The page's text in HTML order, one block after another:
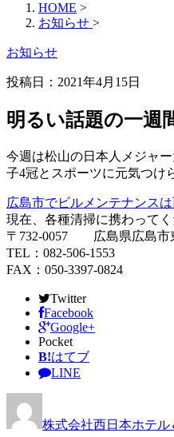
HOME >
お知らせ >
お知らせ
投稿日： 2021年4月15日
明るい話題の一週
今週は松山の日本人メジャ
子4冠とスポーツに元気つけ
広島市でビルメンテナンス
現在、各種清掃に携わってく
〒732-0057 広島県広島市
TEL：082-506-1553
FAX：050-3397-0824
Twitter
Facebook
Google+
Pocket
B!はてブ
LINE
株式会社西日本ホテル